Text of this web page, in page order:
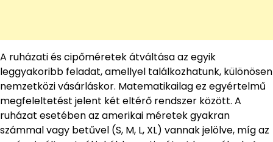
A ruházati és cipőméretek átváltása az egyik
leggyakoribb feladat, amellyel találkozhatunk, különösen
nemzetközi vásárláskor. Matematikailag ez egyértelmű
megfeleltetést jelent két eltérő rendszer között. A
ruházat esetében az amerikai méretek gyakran
számmal vagy betűvel (S, M, L, XL) vannak jelölve, míg az